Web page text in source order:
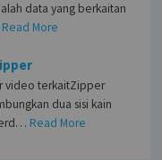
data yang berkaitan
Read More
video terkaitZipper
dua sisi kain
Read More